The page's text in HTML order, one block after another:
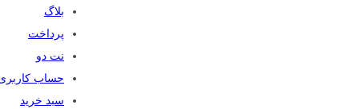
بلاگ
پرداخت
نت دو
حساب
سبد خرید